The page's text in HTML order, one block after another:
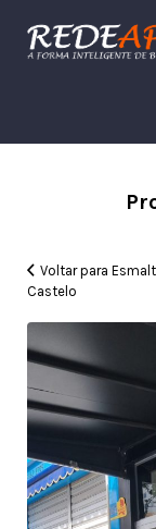
Procurar:
Voltar para
Castelo